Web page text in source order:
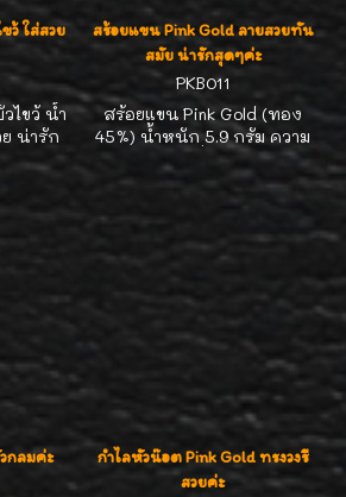
ว้ ใส่สวย
ไขว้ น้ำ
น่ารัก
สร้อยแขน Pink Gold ลายสวยทัน
สมัย น่ารักสุดๆค่ะ
PKB011
สร้อยแขน Pink Gold (ทอง
45%) น้ำหนัก 5.9 กรัม ความ
ยาว 17.5 ซม. เลื่อกใส่ความยาว
ได้ค่ะ
กลมค่ะ
กำไลหัวน๊อต Pink Gold ทรงวงรี
สวยค่ะ